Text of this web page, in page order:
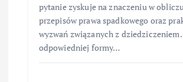
pytanie zyskuje na znaczeniu w
przepisów prawa spadkowego oraz
wyzwań związanych z
odpowiedniej formy…